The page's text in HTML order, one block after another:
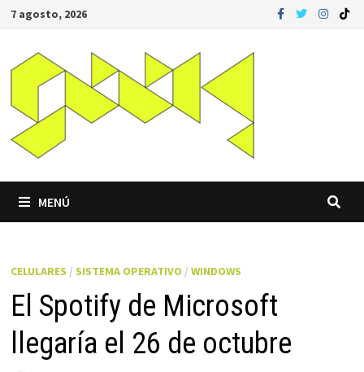
Saltar
contenido
7 agosto, 2026
MENÚ
CELULARES / SISTEMA OPERATIVO / WINDOWS
El Spotify de Microsoft
llegaría el 26 de octubre